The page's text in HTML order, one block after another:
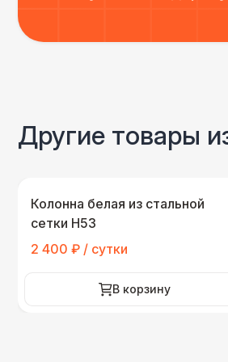
Другие товары
Колонна белая из стальной
сетки H53
2 400 ₽ / сутки
В корзину